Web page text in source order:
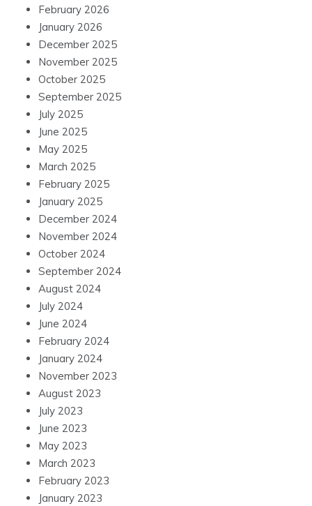
February 2026
January 2026
December 2025
November 2025
October 2025
September 2025
July 2025
June 2025
May 2025
March 2025
February 2025
January 2025
December 2024
November 2024
October 2024
September 2024
August 2024
July 2024
June 2024
February 2024
January 2024
November 2023
August 2023
July 2023
June 2023
May 2023
March 2023
February 2023
January 2023